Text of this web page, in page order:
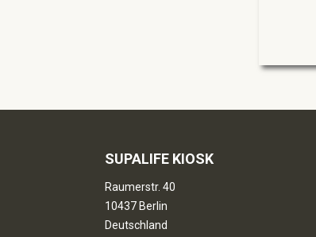
SUPALIFE KIOSK
Raumerstr. 40
10437 Berlin
Deutschland